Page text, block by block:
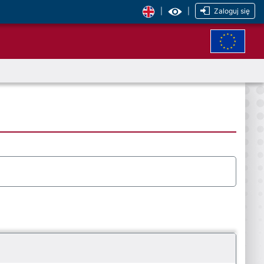
Zaloguj się